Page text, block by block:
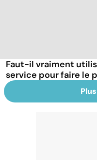
Faut-il vraiment
service pour faire le